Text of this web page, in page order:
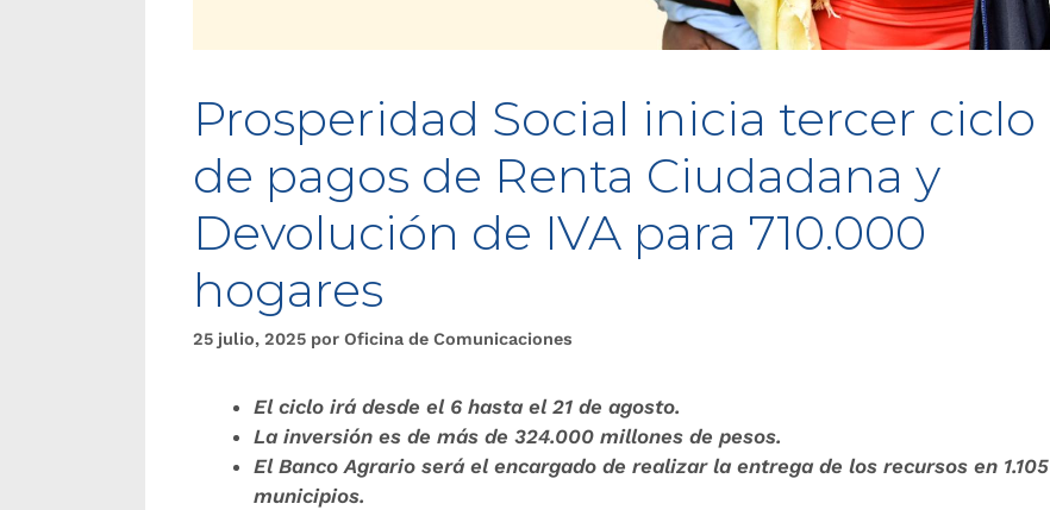
Prosperidad Social inicia tercer ciclo
de pagos de Renta Ciudadana y
Devolución de IVA para 710.000
hogares
25 julio, 2025 por Oficina de Comunicaciones
El ciclo irá desde el 6 hasta el 21 de agosto.
La inversión es de más de 324.000 millones de pesos.
El Banco Agrario será el encargado de realizar la entrega de los recursos en 1.105
municipios.